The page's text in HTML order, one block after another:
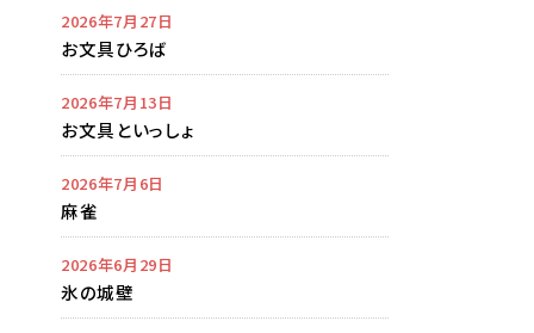
2026年7月27日
お文具ひろば
2026年7月13日
お文具といっしょ
2026年7月6日
麻雀
2026年6月29日
氷の城壁